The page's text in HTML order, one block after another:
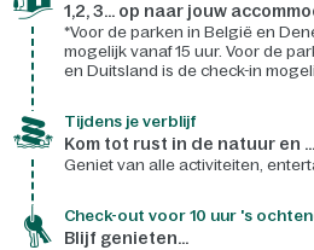
1,2, 3... op naar jouw
*Voor de parken in België en
mogelijk vanaf 15 uur. Voor de
en Duitsland is de check-in
Tijdens je verblijf
Kom tot rust in de natuur en ...
Geniet van alle activiteiten,
Check-out voor 10 uur 's
Blijf genieten...